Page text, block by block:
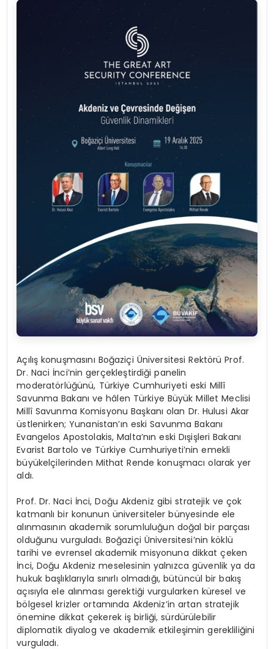
Açılış konuşmasını Boğaziçi Üniversitesi Rektörü Prof.
Dr. Naci İnci’nin gerçekleştirdiği panelin
moderatörlüğünü, Türkiye Cumhuriyeti eski Millî
Savunma Bakanı ve hâlen Türkiye Büyük Millet Meclisi
Millî Savunma Komisyonu Başkanı olan Dr. Hulusi Akar
üstlenirken; Yunanistan’ın eski Savunma Bakanı
Evangelos Apostolakis, Malta’nın eski Dışişleri Bakanı
Evarist Bartolo ve Türkiye Cumhuriyeti’nin emekli
büyükelçilerinden Mithat Rende konuşmacı olarak yer
aldı.
Prof. Dr. Naci İnci, Doğu Akdeniz gibi stratejik ve çok
katmanlı bir konunun üniversiteler bünyesinde ele
alınmasının akademik sorumluluğun doğal bir parçası
olduğunu vurguladı. Boğaziçi Üniversitesi’nin köklü
tarihi ve evrensel akademik misyonuna dikkat çeken
İnci, Doğu Akdeniz meselesinin yalnızca güvenlik ya da
hukuk başlıklarıyla sınırlı olmadığı, bütüncül bir bakış
açısıyla ele alınması gerektiği vurgularken küresel ve
bölgesel krizler ortamında Akdeniz’in artan stratejik
önemine dikkat çekerek iş birliği, sürdürülebilir
diplomatik diyalog ve akademik etkileşimin gerekliliğini
vurguladı.